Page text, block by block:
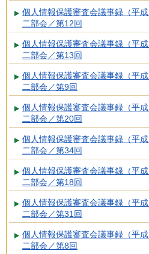
個人情報保護審査会議事録（平
二部会／第12回
個人情報保護審査会議事録（平
二部会／第13回
個人情報保護審査会議事録（平
二部会／第9回
個人情報保護審査会議事録（平
二部会／第20回
個人情報保護審査会議事録（平
二部会／第34回
個人情報保護審査会議事録（平
二部会／第18回
個人情報保護審査会議事録（平
二部会／第31回
個人情報保護審査会議事録（平
二部会／第8回